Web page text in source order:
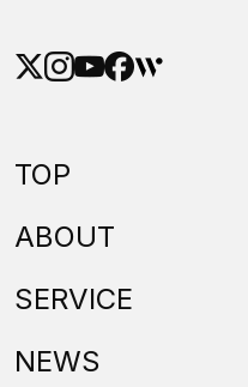
TOP
ABOUT
SERVICE
NEWS